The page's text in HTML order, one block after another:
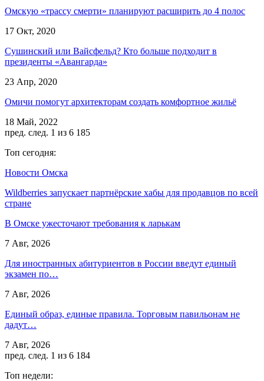
Омскую «трассу смерти» планируют расширить до 4 полос
17 Окт, 2020
Сушинский или Вайсфельд? Кто больше подходит в
президенты «Авангарда»
23 Апр, 2020
Омичи помогут архитекторам создать комфортное жильё
18 Май, 2022
пред. след. 1 из 6 185
Топ сегодня:
Новости Омска
Wildberries запускает партнёрские хабы для продавцов по всей
стране
В Омске ужесточают требования к ларькам
7 Авг, 2026
Для иностранных абитуриентов в России введут единый
экзамен по…
7 Авг, 2026
Единый образ, единые правила. Торговым павильонам не
дадут…
7 Авг, 2026
пред. след. 1 из 6 184
Топ недели: